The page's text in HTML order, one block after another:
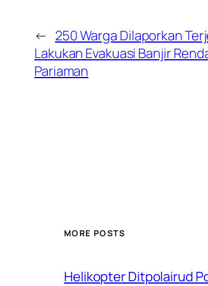
← 250 Warga Dilaporkan
Lakukan Evakuasi Banjir
Pariaman
MORE POSTS
Helikopter Ditpolairud